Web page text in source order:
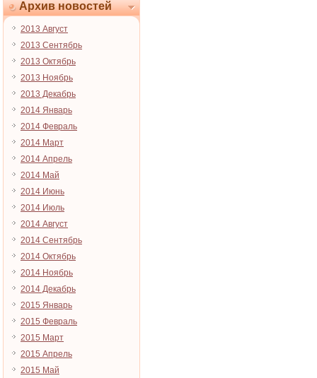
Архив новостей
2013 Август
2013 Сентябрь
2013 Октябрь
2013 Ноябрь
2013 Декабрь
2014 Январь
2014 Февраль
2014 Март
2014 Апрель
2014 Май
2014 Июнь
2014 Июль
2014 Август
2014 Сентябрь
2014 Октябрь
2014 Ноябрь
2014 Декабрь
2015 Январь
2015 Февраль
2015 Март
2015 Апрель
2015 Май